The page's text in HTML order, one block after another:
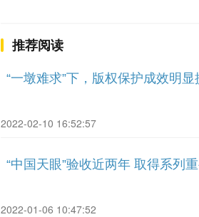
推荐阅读
“一墩难求”下，版权保护成效明显
2022-02-10 16:52:57
“中国天眼”验收近两年 取得系列
2022-01-06 10:47:52